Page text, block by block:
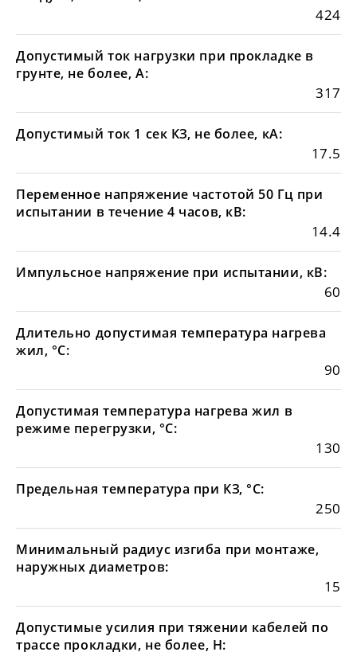
424
Допустимый ток нагрузки при прокладке в
грунте, не более, А:
317
Допустимый ток 1 сек КЗ, не более, кА:
17.5
Переменное напряжение частотой 50 Гц при
испытании в течение 4 часов, кВ:
14.4
Импульсное напряжение при испытании, кВ:
60
Длительно допустимая температура нагрева
жил, °С:
90
Допустимая температура нагрева жил в
режиме перегрузки, °С:
130
Предельная температура при КЗ, °С:
250
Минимальный радиус изгиба при монтаже,
наружных диаметров:
15
Допустимые усилия при тяжении кабелей по
трассе прокладки, не более, Н: